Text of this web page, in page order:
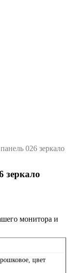
026 зеркало
зеркало
монитора и
цвет